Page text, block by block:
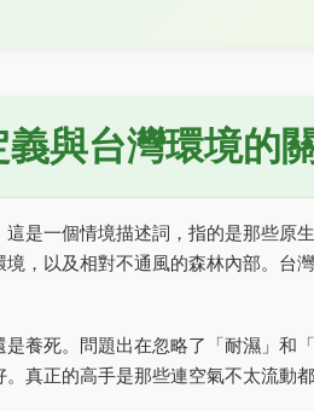
與台灣環境的
是一個情境描述詞，指的是那些原
，以及相對不通風的森林內部。台
養死。問題出在忽略了「耐濕」和
真正的高手是那些連空氣不太流動都